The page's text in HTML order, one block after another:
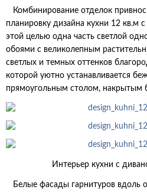
Комбинирование отделок
планировку дизайна кухни 12 кв.м
этой целью одна часть светлой
обоями с великолепным
светлых и темных оттенков
которой уютно устанавливается
прямоугольным столом, накрытым
Интерьер кухни с
Белые фасады гарнитуров вдоль